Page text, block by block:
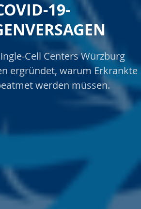
19-
Cell Centers Würzburg
ergründet, warum Erkrankte
werden müssen.